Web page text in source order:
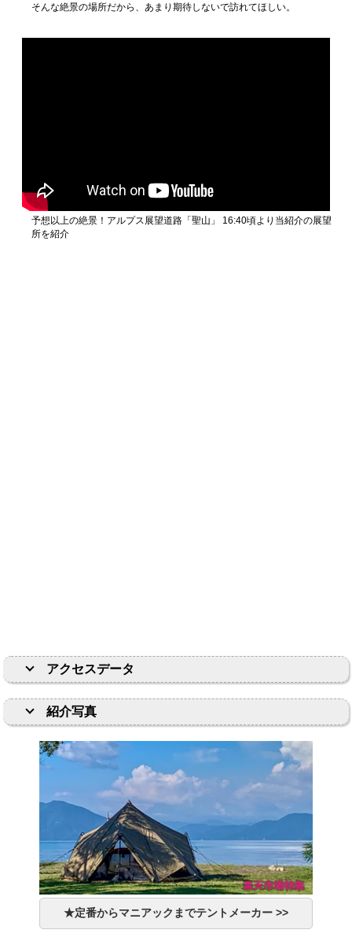
そんな絶景の場所だから、あまり期待しないで訪れてほしい。
予想以上の絶景！アルプス展望道路「聖山」 16:40頃より当紹介の展望
所を紹介
アクセスデータ
紹介写真
★定番からマニアックまでテントメーカー >>